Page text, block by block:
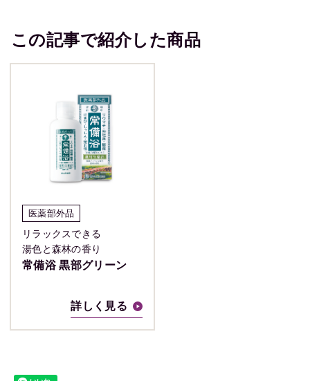
この記事で紹介した商品
医薬部外品
リラックスできる
湯色と森林の香り
常備浴 黒部グリーン
詳しく見る